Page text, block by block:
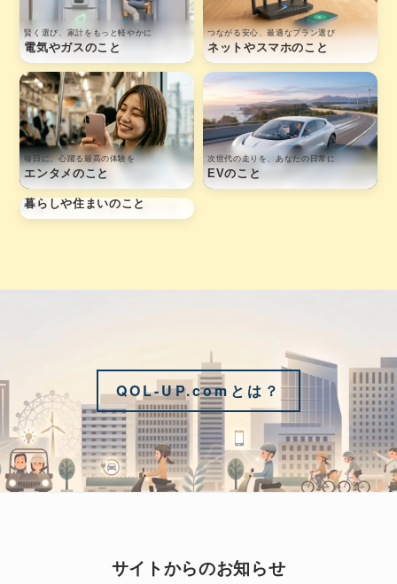
賢く選び、家計をもっと軽やかに
電気やガスのこと
つながる安心、最適なプラン選び
ネットやスマホのこと
毎日に、心躍る最高の体験を
エンタメのこと
次世代の走りを、あなたの日常に
EVのこと
毎日がより良い日になる
暮らしや住まいのこと
QOL-UP.comとは？
サイトからのお知らせ